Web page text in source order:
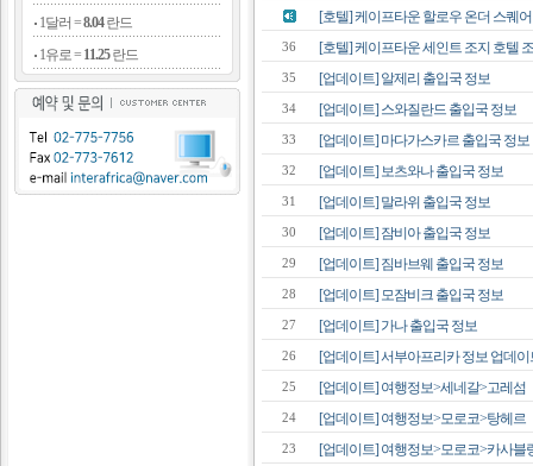
1달러 =8.04란드
1유로 = 11.25란드
[호텔] 케이프타운 할로우 온더 스퀘어
36 [호텔] 케이프타운 세인트 조지 호텔
35 [업데이트] 알제리 출입국 정보
34 [업데이트] 스와질란드 출입국 정보
33 [업데이트] 마다가스카르 출입국 정보
32 [업데이트] 보츠와나 출입국 정보
31 [업데이트] 말라위 출입국 정보
30 [업데이트] 잠비아 출입국 정보
29 [업데이트] 짐바브웨 출입국 정보
28 [업데이트] 모잠비크 출입국 정보
27 [업데이트] 가나 출입국 정보
26 [업데이트] 서부아프리카 정보 업데이
25 [업데이트] 여행정보>세네갈>고레섬
24 [업데이트] 여행정보>모로코>탕헤르
23 [업데이트] 여행정보>모로코>카사블